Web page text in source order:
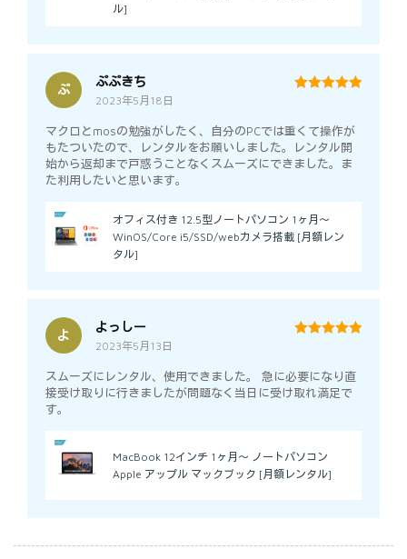
ル]
ぷ
ぷぷきち
2023年5月18日
マクロとmosの勉強がしたく、自分のPCでは重くて操作が
もたついたので、レンタルをお願いしました。レンタル開
始から返却まで戸惑うことなくスムーズにできました。ま
た利用したいと思います。
オフィス付き 12.5型ノートパソコン 1ヶ月～
WinOS/Core i5/SSD/webカメラ搭載 [月額レン
タル]
よ
よっしー
2023年5月13日
スムーズにレンタル、使用できました。 急に必要になり直
接受け取りに行きましたが問題なく当日に受け取れ満足で
す。
MacBook 12インチ 1ヶ月～ ノートパソコン
Apple アップル マックブック [月額レンタル]